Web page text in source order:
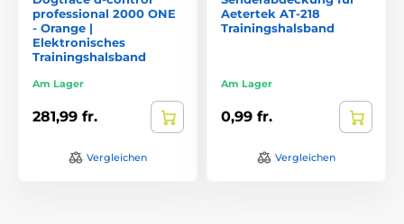
professional 2000 ONE
- Orange |
Elektronisches
Trainingshalsband
Am Lager
281,99 fr.
Vergleichen
Aetertek AT-218
Trainingshalsband
Am Lager
0,99 fr.
Vergleichen